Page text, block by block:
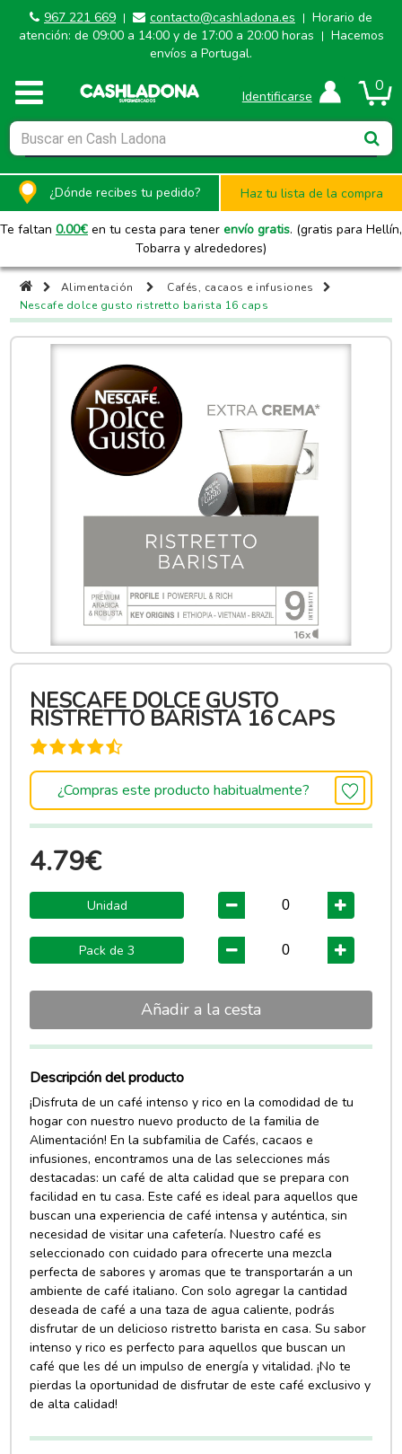
967 221 669 | contacto@cashladona.es | Horario de
atención: de 09:00 a 14:00 y de 17:00 a 20:00 horas
| Hacemos
envíos a Portugal.
0
Identificarse
¿Dónde recibes tu pedido? Haz tu lista de la compra
Te faltan 0.00€ en tu cesta para tener envío gratis. (gratis para Hellín,
Tobarra y alrededores)
Alimentación
Cafés, cacaos e infusiones
Nescafe dolce gusto ristretto barista 16 caps
NESCAFE DOLCE GUSTO
RISTRETTO BARISTA 16 CAPS
¿Compras este producto habitualmente?
4.79€
Unidad
Pack de 3
Añadir a la cesta
Descripción del producto
¡Disfruta de un café intenso y rico en la comodidad de tu
hogar con nuestro nuevo producto de la familia de
Alimentación! En la subfamilia de Cafés, cacaos e
infusiones, encontramos una de las selecciones más
destacadas: un café de alta calidad que se prepara con
facilidad en tu casa. Este café es ideal para aquellos que
buscan una experiencia de café intensa y auténtica, sin
necesidad de visitar una cafetería. Nuestro café es
seleccionado con cuidado para ofrecerte una mezcla
perfecta de sabores y aromas que te transportarán a un
ambiente de café italiano. Con solo agregar la cantidad
deseada de café a una taza de agua caliente, podrás
disfrutar de un delicioso ristretto barista en casa. Su sabor
intenso y rico es perfecto para aquellos que buscan un
café que les dé un impulso de energía y vitalidad. ¡No te
pierdas la oportunidad de disfrutar de este café exclusivo y
de alta calidad!